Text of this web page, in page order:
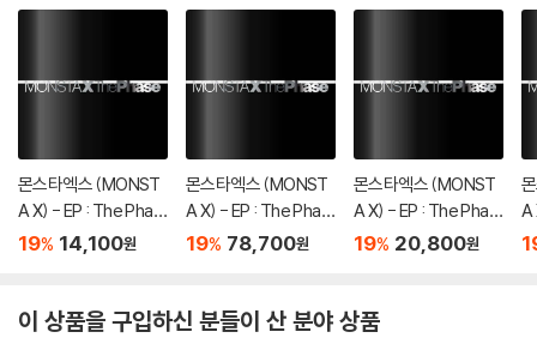
몬스타엑스 (MONST
A X) - EP : The Phas
e [DIGIPAK ver.][5종
19% 14,100원
몬스타엑스 (MONST
A X) - EP : The Phas
e [4종 SET]
19% 78,700원
몬스타엑스 (MONST
A X) - EP : The Phas
e [OFFSET ver.]
19% 20,800원
A
e
이 상품을 구입하신 분들이 산 분야 상품